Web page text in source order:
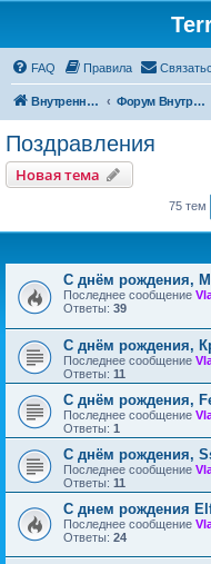
FAQ Правила Связатьс
Внутренняя Австралия Форум Внутренней Австралии
Поздравления
Новая тема
Новаятема
75 тем
С днём рождения,
Последнее сообщение
Ответы: 39
С днём рождения,
Последнее сообщение
Ответы: 11
С днём рождения,
Последнее сообщение
Ответы: 1
С днём рождения,
Последнее сообщение
Ответы: 11
С днем рождения
Последнее сообщение
Ответы: 24